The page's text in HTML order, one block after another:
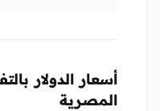
أسعار الدولار
المصرية